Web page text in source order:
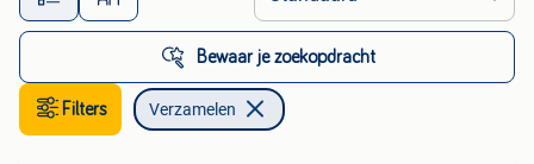
Bewaar je zoekopdracht
Filters Verzamelen